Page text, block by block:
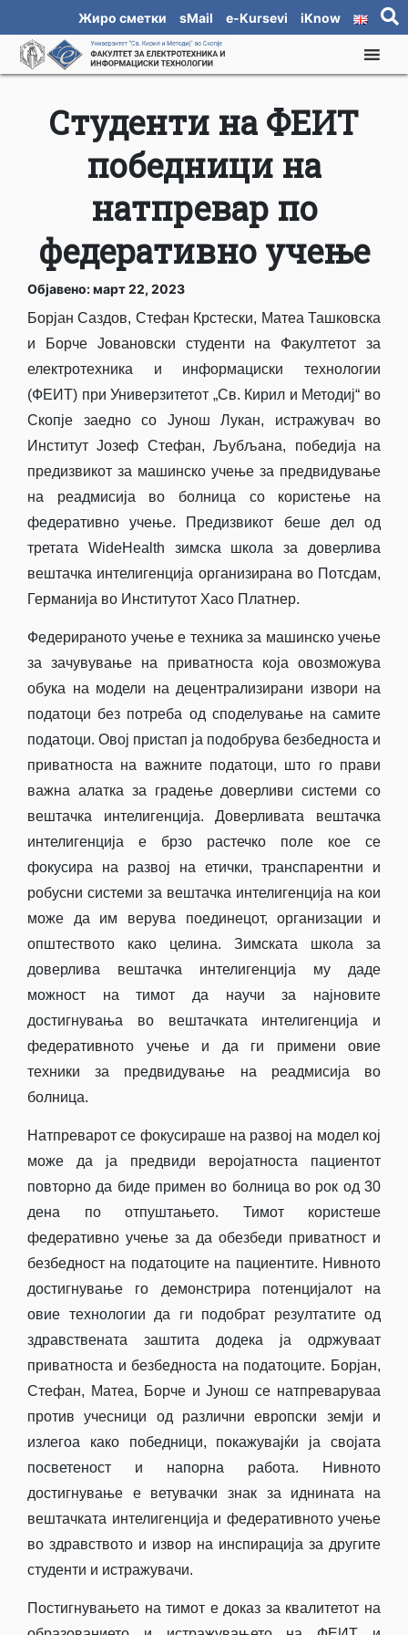
Жиро сметки sMail e-Kursevi iKnow
Студенти на ФЕИТ
победници на
натпревар по
федеративно учење
Објавено: март 22, 2023
Борјан Саздов, Стефан Крстески, Матеа Ташковска
и Борче Јовановски студенти на Факултетот за
електротехника и информациски технологии
(ФЕИТ) при Универзитетот „Св. Кирил и Методиј“ во
Скопје заедно со Јунош Лукан, истражувач во
Институт Јозеф Стефан, Љубљана, победија на
предизвикот за машинско учење за предвидување
на реадмисија во болница со користење на
федеративно учење. Предизвикот беше дел од
третата WideHealth зимска школа за доверлива
вештачка интелигенција организирана во Потсдам,
Германија во Институтот Хасо Платнер.
Федерираното учење е техника за машинско учење
за зачувување на приватноста која овозможува
обука на модели на децентрализирани извори на
податоци без потреба од споделување на самите
податоци. Овој пристап ја подобрува безбедноста и
приватноста на важните податоци, што го прави
важна алатка за градење доверливи системи со
вештачка интелигенција. Доверливата вештачка
интелигенција е брзо растечко поле кое се
фокусира на развој на етички, транспарентни и
робусни системи за вештачка интелигенција на кои
може да им верува поединецот, организации и
општеството како целина. Зимската школа за
доверлива вештачка интелигенција му даде
можност на тимот да научи за најновите
достигнувања во вештачката интелигенција и
федеративното учење и да ги примени овие
техники за предвидување на реадмисија во
болница.
Натпреварот се фокусираше на развој на модел кој
може да ја предвиди веројатноста пациентот
повторно да биде примен во болница во рок од 30
дена по отпуштањето. Тимот користеше
федеративно учење за да обезбеди приватност и
безбедност на податоците на пациентите. Нивното
достигнување го демонстрира потенцијалот на
овие технологии да ги подобрат резултатите од
здравствената заштита додека ја одржуваат
приватноста и безбедноста на податоците. Борјан,
Стефан, Матеа, Борче и Јунош се натпреваруваа
против учесници од различни европски земји и
излегоа како победници, покажувајќи ја својата
посветеност и напорна работа. Нивното
достигнување е ветувачки знак за иднината на
вештачката интелигенција и федеративното учење
во здравството и извор на инспирација за другите
студенти и истражувачи.
Постигнувањето на тимот е доказ за квалитетот на